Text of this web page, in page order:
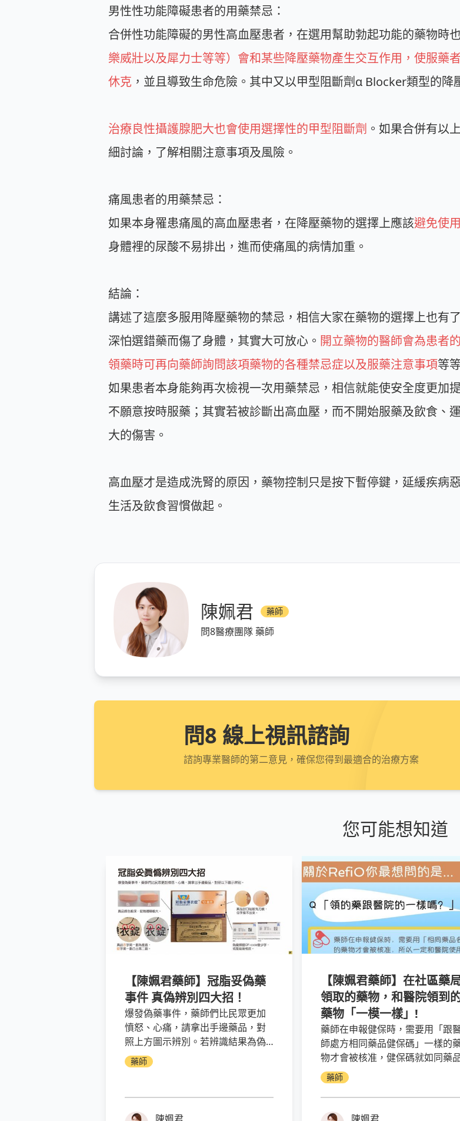
男性性功能障礙患者的用藥禁忌：
合併性功能障礙的男性高血壓患者，在選用幫助勃起功能的藥物時
樂威壯以及犀力士等等）會和某些降壓藥物產生交互作用，使服藥
休克 ，並且導致生命危險。其中又以甲型阻斷劑α Blocker類型的降
治療良性攝護腺肥大也會使用選擇性的甲型阻斷劑 。如果合併有以
細討論，了解相關注意事項及風險。
痛風患者的用藥禁忌：
如果本身罹患痛風的高血壓患者，在降壓藥物的選擇上應該避免使
身體裡的尿酸不易排出，進而使痛風的病情加重。
結論：
講述了這麼多服用降壓藥物的禁忌，相信大家在藥物的選擇上也有
深怕選錯藥而傷了身體，其實大可放心。 開立藥物的醫師會為患者
領藥時可再向藥師詢問該項藥物的各種禁忌症以及服藥注意事項等
如果患者本身能夠再次檢視一次用藥禁忌，相信就能使安全度更加
不願意按時服藥；其實若被診斷出高血壓，而不開始服藥及飲食、
大的傷害。
高血壓才是造成洗腎的原因，藥物控制只是按下暫停鍵，延緩疾病
生活及飲食習慣做起。
陳姵君 藥師
問8醫療團隊 藥師
問8 線上視訊諮詢
諮詢專業醫師的第二意見，確保您得到最適合的治療方案
您可能想知道
【陳姵君藥師】冠脂妥偽藥
事件 真偽辨別四大招！
爆發偽藥事件，藥師們比民眾更加
憤怒、心痛，請拿出手邊藥品，對
照上方圖示辨別。若辨識結果為偽
藥： 請立即停止服用，並將手邊所
有藥品及藥袋，拿回原醫院或藥局
藥師
【陳姵君藥師】在社區藥
領取的藥物，和醫院領到
藥物「一模一樣」!
藥師在申報健保時，需要用「跟
師處方相同藥品健保碼」一樣的
物才會被核准，健保碼就如同藥
的身分證，所以一定和醫院使用的
藥品一模一樣，所有藥品均由合格
廠商供應，絕不使用來路不明的
品。RefiO APP的每一張處方箋都
藥師